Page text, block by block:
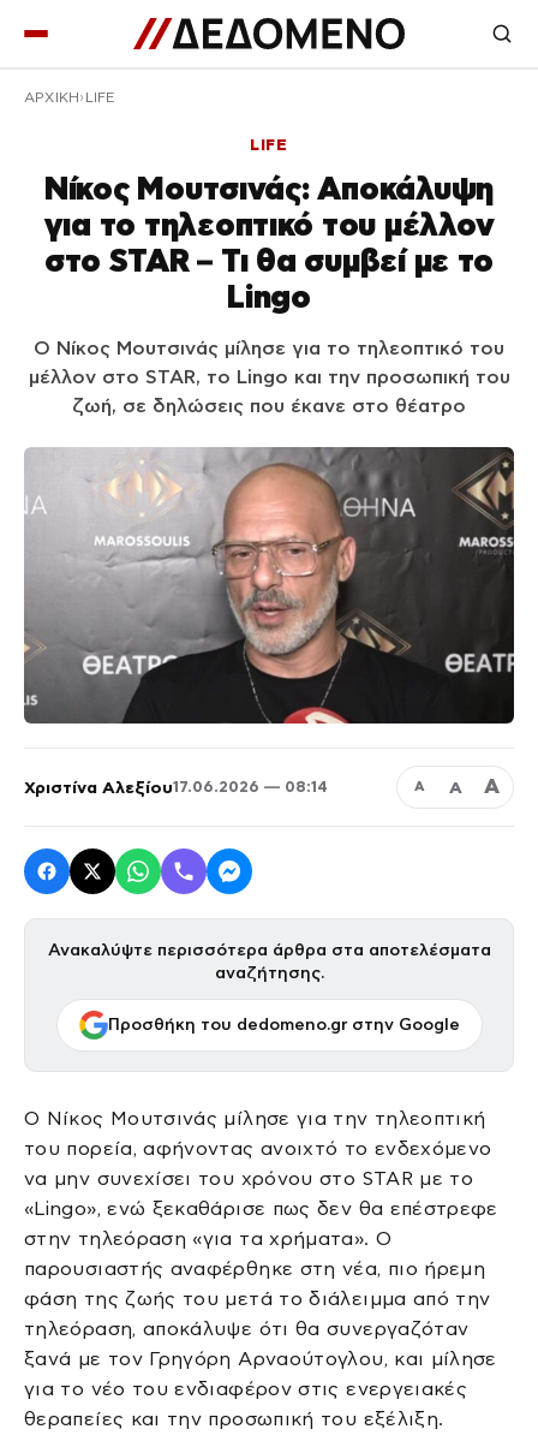
ΑΡΧΙΚΉ LIFE
LIFE
Νίκος Μουτσινάς: Αποκάλυψη
για το τηλεοπτικό του μέλλον
στο STAR – Τι θα συμβεί με το
Lingo
Ο Νίκος Μουτσινάς μίλησε για το τηλεοπτικό του
μέλλον στο STAR, το Lingo και την προσωπική του
ζωή, σε δηλώσεις που έκανε στο θέατρο
Χριστίνα Αλεξίου17.06.2026 — 08:14 Α Α Α
Ανακαλύψτε περισσότερα άρθρα στα αποτελέσματα
αναζήτησης.
Προσθήκη του dedomeno.gr στην Google
Ο Νίκος Μουτσινάς μίλησε για την τηλεοπτική
του πορεία, αφήνοντας ανοιχτό το ενδεχόμενο
να μην συνεχίσει του χρόνου στο STAR με το
«Lingo», ενώ ξεκαθάρισε πως δεν θα επέστρεφε
στην τηλεόραση «για τα χρήματα». Ο
παρουσιαστής αναφέρθηκε στη νέα, πιο ήρεμη
φάση της ζωής του μετά το διάλειμμα από την
τηλεόραση, αποκάλυψε ότι θα συνεργαζόταν
ξανά με τον Γρηγόρη Αρναούτογλου, και μίλησε
για το νέο του ενδιαφέρον στις ενεργειακές
θεραπείες και την προσωπική του εξέλιξη.